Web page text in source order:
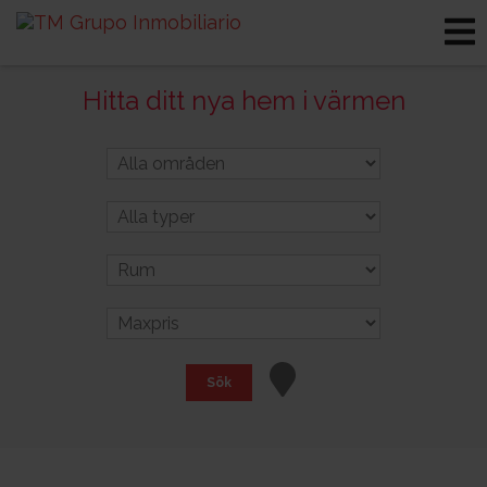
Hitta ditt nya hem i värmen
Sök